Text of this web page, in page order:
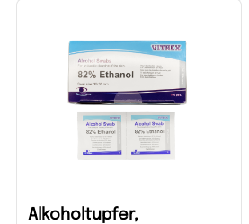
Alkoholtupfer,